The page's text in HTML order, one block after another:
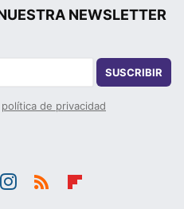
NEWSLETTER
SUSCRIBIR
política de privacidad